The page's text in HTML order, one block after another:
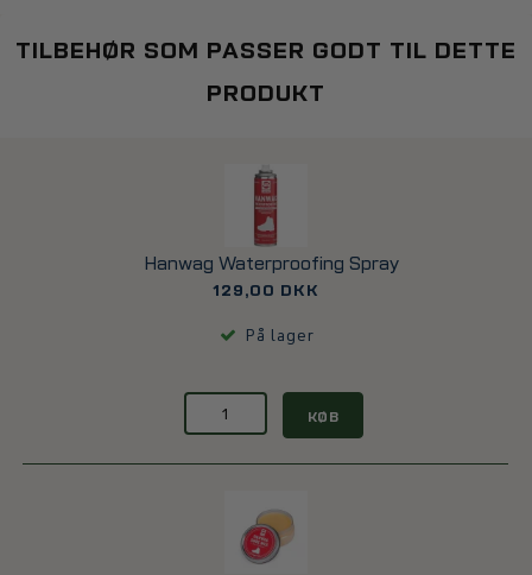
TILBEHØR SOM PASSER GODT TIL DETTE
PRODUKT
Hanwag Waterproofing Spray
129,00 DKK
På lager
KØB